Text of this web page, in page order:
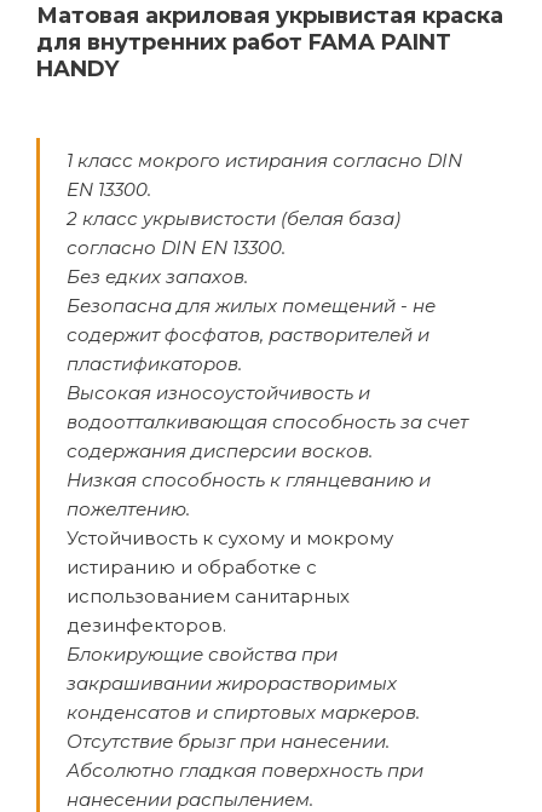
Матовая акриловая укрывистая краска
для внутренних работ FAMA PAINT
HANDY
1 класс мокрого истирания согласно DIN
EN 13300.
2 класс укрывистости (белая база)
согласно DIN EN 13300.
Без едких запахов.
Безопасна для жилых помещений - не
содержит фосфатов, растворителей и
пластификаторов.
Высокая износоустойчивость и
водоотталкивающая способность за счет
содержания дисперсии восков.
Низкая способность к глянцеванию и
пожелтению.
Устойчивость к сухому и мокрому
истиранию и обработке с
использованием санитарных
дезинфекторов.
Блокирующие свойства при
закрашивании жирорастворимых
конденсатов и спиртовых маркеров.
Отсутствие брызг при нанесении.
Абсолютно гладкая поверхность при
нанесении распылением.